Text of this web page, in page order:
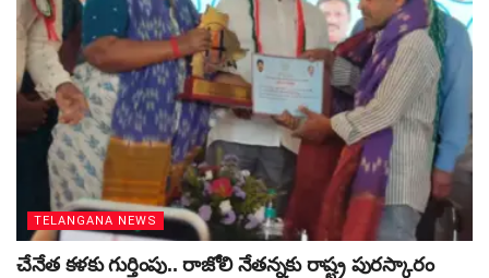
TELANGANA NEWS
చేనేత కళకు గుర్తింపు.. రాజోలి నేతన్నకు రాష్ట్ర పురస్కారం